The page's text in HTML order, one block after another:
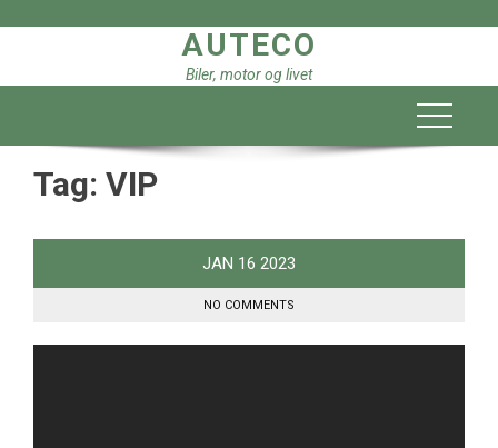
AUTECO
Biler, motor og livet
Tag: VIP
JAN 16 2023
NO COMMENTS